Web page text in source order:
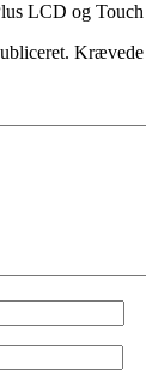
LCD og
Krævede